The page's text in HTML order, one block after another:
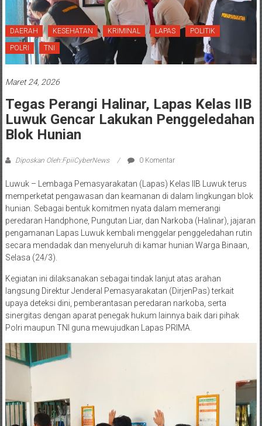
DAERAH KESEHATAN KRIMINAL LAPAS POLITIK
POLRI TNI
Maret 24, 2026
Tegas Perangi Halinar, Lapas Kelas IIB
Luwuk Gencar Lakukan Penggeledahan
Blok Hunian
Diposkan Oleh:FpiiCyberNews 0 Komentar
Luwuk – Lembaga Pemasyarakatan (Lapas) Kelas IIB Luwuk terus
memperketat pengawasan dan keamanan di dalam lingkungan blok
hunian. Sebagai bentuk komitmen nyata dalam memerangi
peredaran Handphone, Pungutan Liar, dan Narkoba (Halinar), jajaran
pengamanan Lapas Luwuk kembali menggelar penggeledahan rutin
secara mendadak dan menyeluruh di kamar hunian Warga Binaan,
Selasa (24/3).
Kegiatan ini dilaksanakan sebagai tindak lanjut atas arahan
langsung Direktur Jenderal Pemasyarakatan (DirjenPas) terkait
upaya deteksi dini, pemberantasan peredaran narkoba, serta
sinergitas dengan aparat penegak hukum lainnya baik dari pihak
Polri maupun TNI guna mewujudkan Lapas PRIMA.